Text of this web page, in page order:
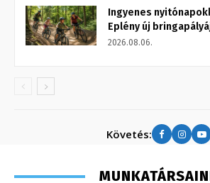
Ingyenes
Eplény új
2026.08.06.
Követés: